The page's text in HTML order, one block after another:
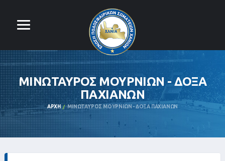
ΜΙΝΩΤΑΥΡΟΣ ΜΟΥΡΝΙΩΝ - ΔΟΞΑ
ΠΑΧΙΑΝΩΝ
ΑΡΧΉ ΜΙΝΩΤΑΥΡΟΣ ΜΟΥΡΝΙΩΝ - ΔΟΞΑ ΠΑΧΙΑΝΩΝ